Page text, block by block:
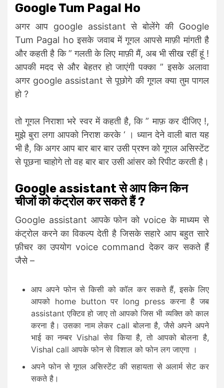
Google Tum Pagal Ho
अगर आप google assistant से बोलेंगे की Google
Tum Pagal ho इसके जवाब में गूगल आपसे माफ़ी मांगती है
और कहती है कि ” गलती के लिए माफ़ी मैं, अब भी सीख रहीं हूं !
आपकी मदद से और बेहतर हो जाएंगी पक्का ” इसके अलावा
अगर google assistant से पूछोगे की गूगल क्या तुम पागल
हो ?
तो गूगल निराशा भरे स्वर में कहती है, कि ” माफ़ कर दीजिए !,
मुझे बुरा लगा आपको निराश करके ‘ । ध्यान देने वाली बात यह
भी है, कि अगर आप बार बार बार उसी प्रश्न को गूगल असिस्टेंट
से पूछना चाहोगे तो वह बार बार उसी आंसर को रिपीट करती है।
Google assistant से आप किन किन
चीजों को कंट्रोल कर सकते हैं ?
Google assistant आपके फोन को voice के माध्यम से
कंट्रोल करने का विकल्प देती है जिसके सहारे आप बहुत सारे
फ़ीचर का उपयोग voice command देकर कर सकते हैं
जैसे –
आप अपने फोन से किसी को कॉल कर सकते हैं, इसके लिए
आपको home button पर long press करना है जब
assistant एक्टिव हो जाए तो आपको जिस भी व्यक्ति को काल
करना है। उसका नाम लेकर call बोलना है, जैसे अपने अपने
भाई का नम्बर Vishal सेव किया है, तो आपको बोलना है,
Vishal call आपके फोन से विशाल को फोन लग जाएगा ।
अपने फोन से गूगल असिस्टेंट की सहायता से अलार्म सेट कर
सकते है।